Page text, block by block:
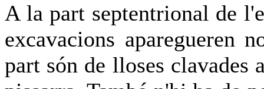
A la part septentrional de
excavacions aparegueren
part són de lloses clavades